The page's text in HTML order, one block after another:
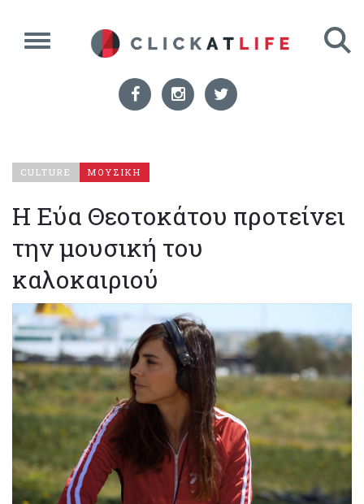
CULTURE ΜΟΥΣΙΚΗ
Η Εύα Θεοτοκάτου προτείνει
την μουσική του
καλοκαιριού